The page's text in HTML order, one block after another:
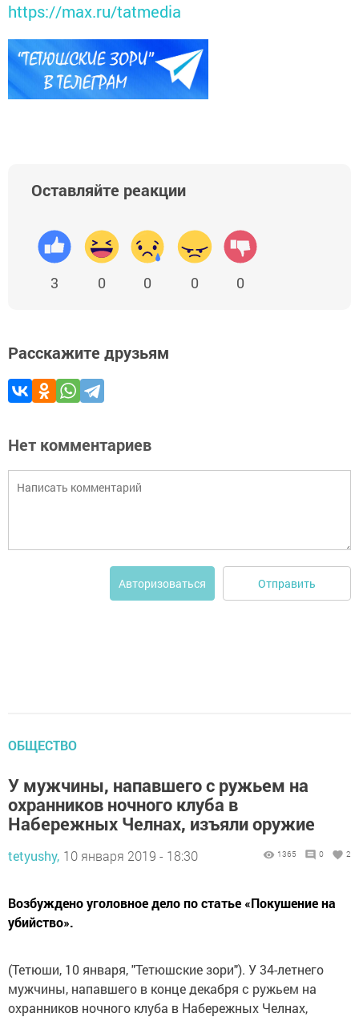
https://max.ru/tatmedia
Оставляйте реакции
3 0 0 0 0
Расскажите друзьям
Нет комментариев
Авторизоваться Отправить
ОБЩЕСТВО
У мужчины, напавшего с ружьем на
охранников ночного клуба в
Набережных Челнах, изъяли оружие
tetyushy, 10 января 2019 - 18:30 1365 0 2
Возбуждено уголовное дело по статье «Покушение на
убийство».
(Тетюши, 10 января, "Тетюшские зори"). У 34-летнего
мужчины, напавшего в конце декабря с ружьем на
охранников ночного клуба в Набережных Челнах,